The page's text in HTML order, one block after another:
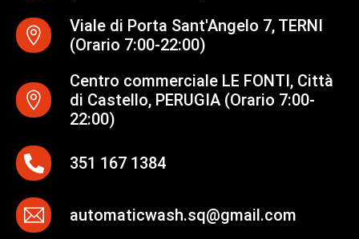
Viale di Porta Sant'Angelo 7, TERNI
(Orario 7:00-22:00)
Centro commerciale LE FONTI, Città
di Castello, PERUGIA (Orario 7:00-
22:00)
351 167 1384
automaticwash.sq@gmail.com